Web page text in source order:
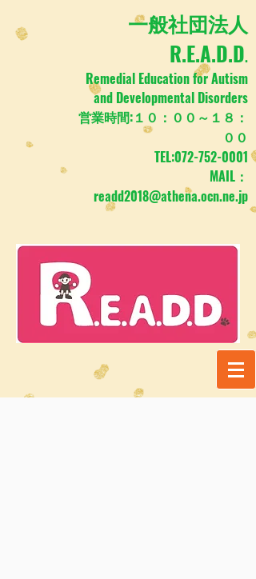
​一般社団法人
R.E.A.D.D.
Remedial Education for Autism
and Developmental Disorders
営業時間:１０：００～１８：
００
TEL:072-752-0001
MAIL：
readd2018@athena.ocn.ne.jp